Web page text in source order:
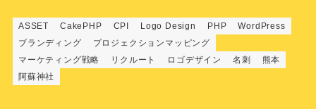
ASSET CakePHP CPI Logo Design PHP
WordPress
ブランディング
プロジェクションマッピング
マーケティング戦略
リクルート ロゴデザイン 名刺
熊本
阿蘇神社